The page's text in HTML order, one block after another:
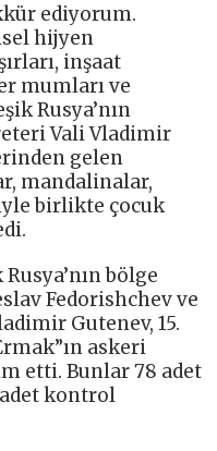
ediyorum.
hijyen
inşaat
mumları ve
Rusya’nın
Vali Vladimir
gelen
mandalinalar,
birlikte çocuk
bölge
Fedorishchev ve
Gutenev, 15.
askeri
etti. Bunlar 78 adet
adet kontrol